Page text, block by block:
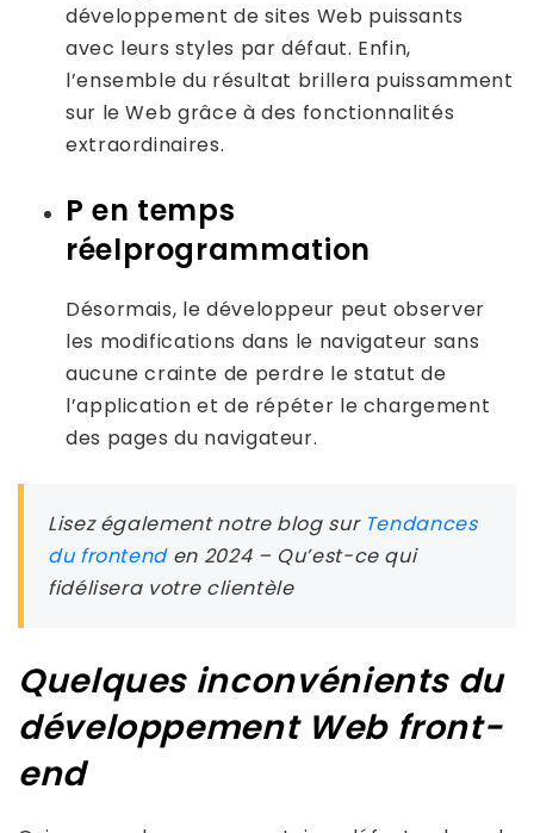
développement de sites Web puissants
avec leurs styles par défaut. Enfin,
l’ensemble du résultat brillera puissamment
sur le Web grâce à des fonctionnalités
extraordinaires.
P en temps
réelprogrammation
Désormais, le développeur peut observer
les modifications dans le navigateur sans
aucune crainte de perdre le statut de
l’application et de répéter le chargement
des pages du navigateur.
Lisez également notre blog sur Tendances
du frontend en 2024 – Qu’est-ce qui
fidélisera votre clientèle
Quelques inconvénients du
développement Web front-
end